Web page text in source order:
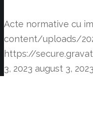
Acte normative cu
content/uploads/
https://
3, 2023 august 3, 2023